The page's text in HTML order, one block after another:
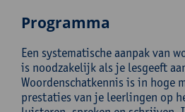
Programma
Een systematische aanpak van
is noodzakelijk als je lesgeeft
Woordenschatkennis is in hoge
prestaties van je leerlingen op